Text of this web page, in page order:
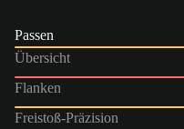
Passen
Übersicht
Flanken
Freistoß-Präzision